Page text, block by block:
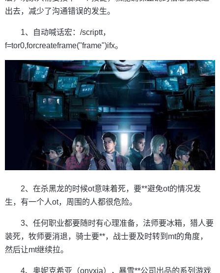
出去，减少了沟通错误的发生。
1、自动喊话宏：/scriptt，
f=tor0,forcreateframe("frame")ifx。
2、在杀黑龙的时候ot意味着死，要**避免ot的情况发
生，有一个人ot，周围的人都很危险。
3、任何职业都要随时有心理准备，法师要冰箱，猎人要
装死，牧师要消退，骑士要**，战士要及时转到mt的角度，
然后让mt继续拉。
4、奥妮克希亚（onyxia），暴雪**公司出品的系列游戏